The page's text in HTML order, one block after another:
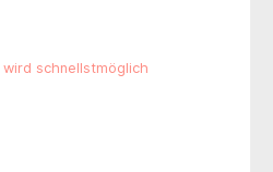
optimierte
selbsttätiges
gegenüber Blut- und
zur Aufbereitung von
Materialien-
schnellstmöglich